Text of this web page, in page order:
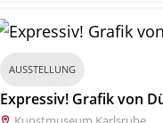
AUSSTELLUNG
Expressiv! Grafik von